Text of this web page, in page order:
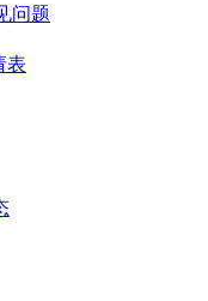
问题
表